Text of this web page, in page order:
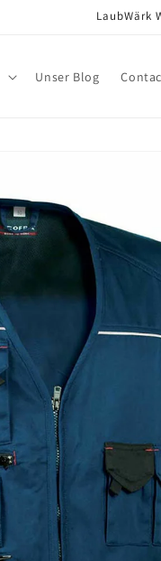
LaubWärk
Unser Blog